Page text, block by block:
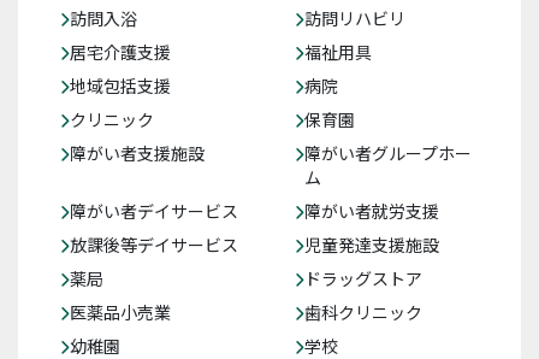
訪問入浴
訪問リハビリ
居宅介護支援
福祉用具
地域包括支援
病院
クリニック
保育園
障がい者支援施設
障がい者グループホー
ム
障がい者デイサービス
障がい者就労支援
放課後等デイサービス
児童発達支援施設
薬局
ドラッグストア
医薬品小売業
歯科クリニック
幼稚園
学校